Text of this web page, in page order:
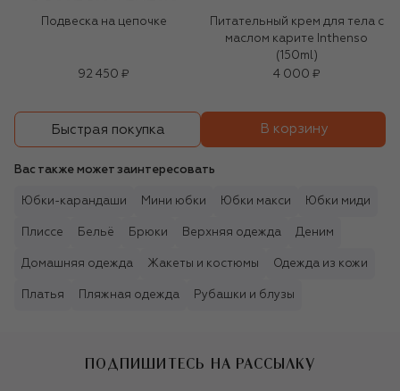
Подвеска на цепочке
92 450 ₽
Питательный крем для тела с
маслом карите Inthenso
(150ml)
4 000 ₽
Быстрая покупка В корзину
Вас также может заинтересовать
Юбки-карандаши Мини юбки Юбки макси Юбки миди
Плиссе Бельё Брюки Верхняя одежда Деним
Домашняя одежда Жакеты и костюмы Одежда из кожи
Платья Пляжная одежда Рубашки и блузы
ПОДПИШИТЕСЬ НА РАССЫЛКУ